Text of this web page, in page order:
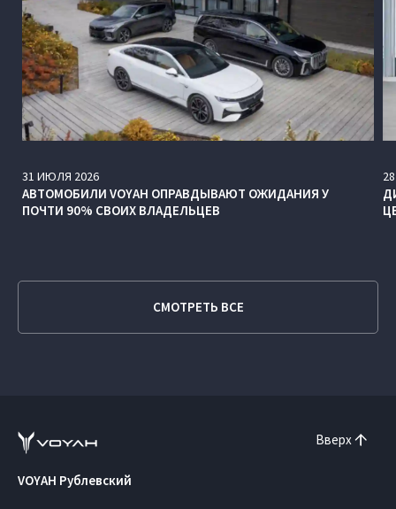
31 ИЮЛЯ 2026
АВТОМОБИЛИ VOYAH ОПРАВДЫВАЮТ ОЖИДАНИЯ У
ПОЧТИ 90% СВОИХ ВЛАДЕЛЬЦЕВ
28
СМОТРЕТЬ ВСЕ
Вверх
VOYAH Рублевский